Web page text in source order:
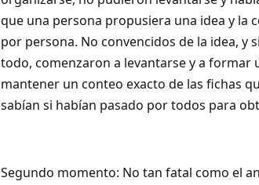
que una persona propusiera una idea y la
por persona. No convencidos de la idea, y
todo, comenzaron a levantarse y a formar
mantener un conteo exacto de las fichas
sabían si habían pasado por todos para
Segundo momento: No tan fatal como el